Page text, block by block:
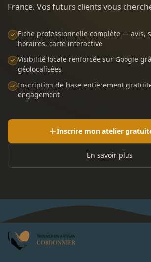
France. Vos futurs clients vous
Fiche professionnelle complète — avis,
horaires, carte interactive
Visibilité locale renforcée sur Google
géolocalisées
Inscription de base entièrement
engagement
Inscrire mon atelier
En savoir plus